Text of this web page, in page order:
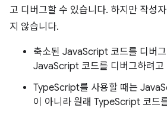
고 디버그할 수 있습니다. 하지만 작성
지 않습니다.
축소된 JavaScript 코드를 디버
JavaScript 코드를 디버그하려고
TypeScript를 사용할 때는
이 아니라 원래 TypeScript 코드